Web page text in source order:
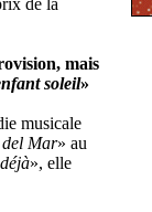
de la
mais
soleil»
musicale
Mar» au
», elle